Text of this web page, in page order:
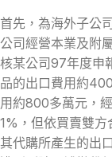
首先，為海外子公
公司經營本業及附
核某公司97年度申
品的出口費用約
用約800多萬元，
1%，但依買賣雙方
其代購所產生的出